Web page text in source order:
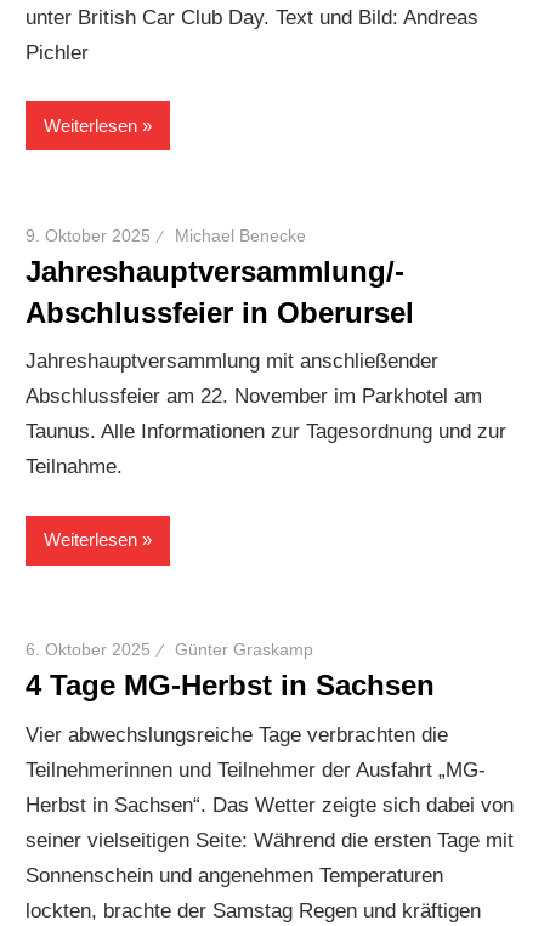
unter British Car Club Day. Text und Bild: Andreas
Pichler
Weiterlesen
9. Oktober 2025 Michael Benecke
Jahreshauptversammlung/-
Abschlussfeier in Oberursel
Jahreshauptversammlung mit anschließender
Abschlussfeier am 22. November im Parkhotel am
Taunus. Alle Informationen zur Tagesordnung und zur
Teilnahme.
Weiterlesen
6. Oktober 2025 Günter Graskamp
4 Tage MG-Herbst in Sachsen
Vier abwechslungsreiche Tage verbrachten die
Teilnehmerinnen und Teilnehmer der Ausfahrt „MG-
Herbst in Sachsen“. Das Wetter zeigte sich dabei von
seiner vielseitigen Seite: Während die ersten Tage mit
Sonnenschein und angenehmen Temperaturen
lockten, brachte der Samstag Regen und kräftigen